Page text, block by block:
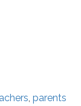
, parents